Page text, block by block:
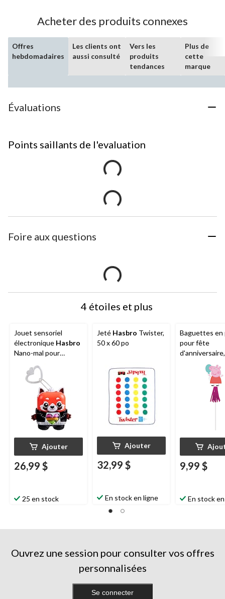
Acheter des produits connexes
Offres
hebdomadaires
Les clients ont
aussi consulté
Vers les
produits
tendances
Plus de
cette
marque
Évaluations
Points saillants de l'evaluation
Foire aux questions
4 étoiles et plus
Jouet sensoriel
électronique Hasbro
Nano-mal pour
Ajouter
26,99 $
25 en stock
Jeté Hasbro Twister,
50 x 60 po
Ajouter
32,99 $
En stock en ligne
Baguettes en
pour fête
Pig, paq. 8
9,99 $
En stock
Ouvrez une session pour consulter vos offres
personnalisées
Se connecter